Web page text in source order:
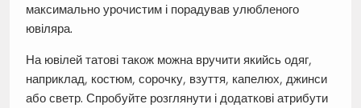
максимально урочистим і порадував улюбленого
ювіляра.
На ювілей татові також можна вручити якийсь одяг,
наприклад, костюм, сорочку, взуття, капелюх, джинси
або светр. Спробуйте розглянути і додаткові атрибути